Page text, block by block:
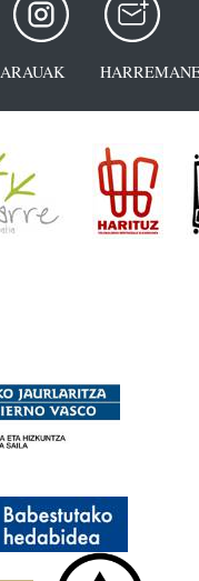
ARAUAK